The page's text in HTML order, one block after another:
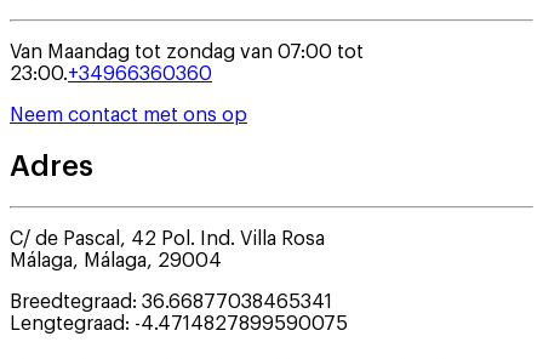
Van Maandag tot zondag van 07:00 tot
23:00.+34966360360
Neem contact met ons op
Adres
C/ de Pascal, 42 Pol. Ind. Villa Rosa
Málaga, Málaga, 29004
Breedtegraad: 36.66877038465341
Lengtegraad: -4.4714827899590075